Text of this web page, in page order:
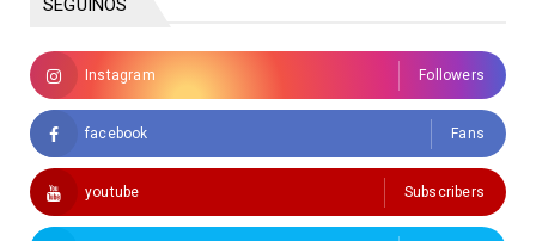
SEGUINOS
Instagram Followers
facebook Fans
youtube Subscribers